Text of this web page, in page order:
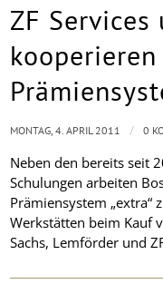
ZF Services
Neben den bereits seit
Schulungen arbeiten
Prämiensystem „extra“
Werkstätten beim Kauf
Sachs, Lemförder und
MONTAG, 4. APRIL 2011 / 0